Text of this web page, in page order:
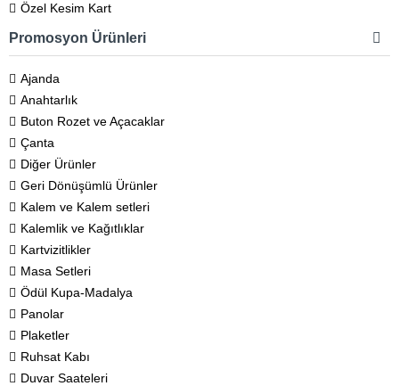
Özel Kesim Kart
Promosyon Ürünleri
Ajanda
Anahtarlık
Buton Rozet ve Açacaklar
Çanta
Diğer Ürünler
Geri Dönüşümlü Ürünler
Kalem ve Kalem setleri
Kalemlik ve Kağıtlıklar
Kartvizitlikler
Masa Setleri
Ödül Kupa-Madalya
Panolar
Plaketler
Ruhsat Kabı
Duvar Saateleri